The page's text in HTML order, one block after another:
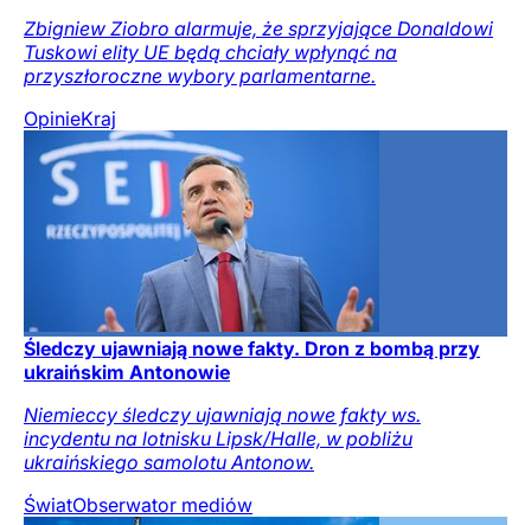
Zbigniew Ziobro alarmuje, że sprzyjające Donaldowi
Tuskowi elity UE będą chciały wpłynąć na
przyszłoroczne wybory parlamentarne.
OpinieKraj
Śledczy ujawniają nowe fakty. Dron z bombą przy
ukraińskim Antonowie
Niemieccy śledczy ujawniają nowe fakty ws.
incydentu na lotnisku Lipsk/Halle, w pobliżu
ukraińskiego samolotu Antonow.
ŚwiatObserwator mediów